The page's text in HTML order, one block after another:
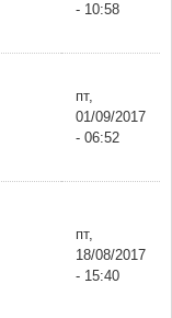
- 10:58
пт,
01/09/2017
- 06:52
пт,
18/08/2017
- 15:40